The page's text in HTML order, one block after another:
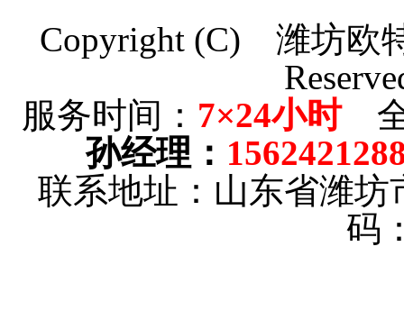
Copyright (C) 潍坊欧
服务时间： 7×24小时全
孙经理 ：
联系地址：山东省潍
码